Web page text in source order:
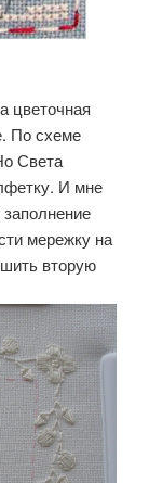
цветочная
По схеме
Света
И мне
мережку на
вторую